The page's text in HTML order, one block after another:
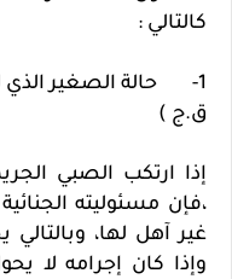
كالتالي :
ق.ج )
إذا ارتكب الصبي
،فإن مسئوليته
غير آهل لها،
وإذا كان إجرامه لا